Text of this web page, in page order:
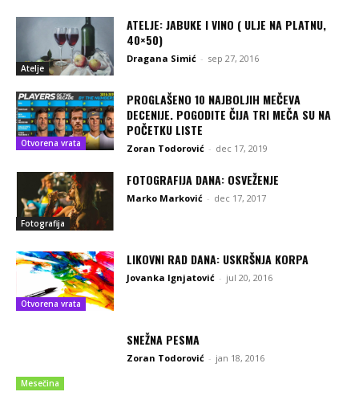
Atelje
ATELJE: JABUKE I VINO ( ULJE NA PLATNU,
40×50)
Dragana Simić - sep 27, 2016
Otvorena vrata
PROGLAŠENO 10 NAJBOLJIH MEČEVA
DECENIJE. POGODITE ČIJA TRI MEČA SU NA
POČETKU LISTE
Zoran Todorović - dec 17, 2019
Fotografija
FOTOGRAFIJA DANA: OSVEŽENJE
Marko Marković - dec 17, 2017
Otvorena vrata
LIKOVNI RAD DANA: USKRŠNJA KORPA
Jovanka Ignjatović - jul 20, 2016
Mesečina
SNEŽNA PESMA
Zoran Todorović - jan 18, 2016